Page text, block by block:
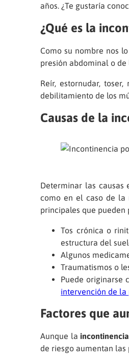
años. ¿Te gustaría
¿Qué es la
Como su nombre nos
presión abdominal o
Reír, estornudar,
debilitamiento de los
Causas de la
Determinar las causas
como en el caso de la
principales que pueden
Tos crónica o
estructura del
Algunos
Traumatismos o
Puede originarse
intervención de la
Factores que
Aunque la
de riesgo aumentan